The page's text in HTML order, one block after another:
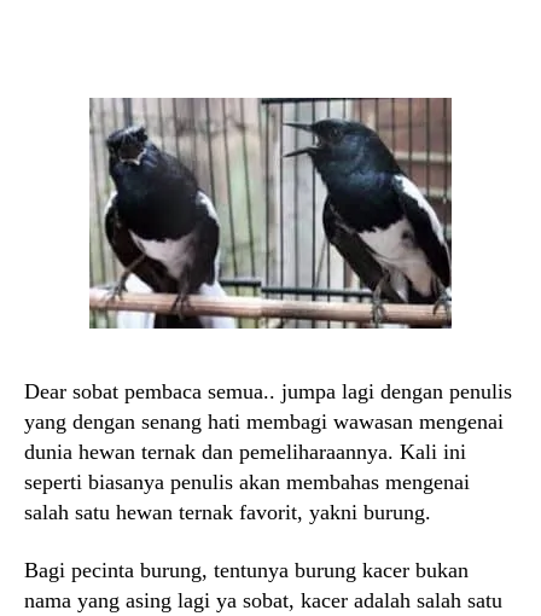
Dear sobat pembaca semua.. jumpa lagi dengan penulis
yang dengan senang hati membagi wawasan mengenai
dunia hewan ternak dan pemeliharaannya. Kali ini
seperti biasanya penulis akan membahas mengenai
salah satu hewan ternak favorit, yakni burung.
Bagi pecinta burung, tentunya burung kacer bukan
nama yang asing lagi ya sobat, kacer adalah salah satu